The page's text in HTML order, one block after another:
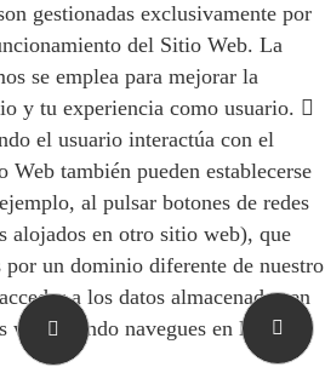
gestionadas exclusivamente por
del Sitio Web. La
se emplea para mejorar la
y tu experiencia como usuario. 
el usuario interactúa con el
Web también pueden establecerse
al pulsar botones de redes
alojados en otro sitio web), que
por un dominio diferente de nuestro
a los datos almacenados en
cuando navegues en los